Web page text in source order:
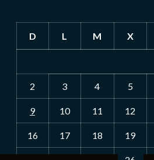
D L M X
2 3 4 5
9 10 11 12
16 17 18 19